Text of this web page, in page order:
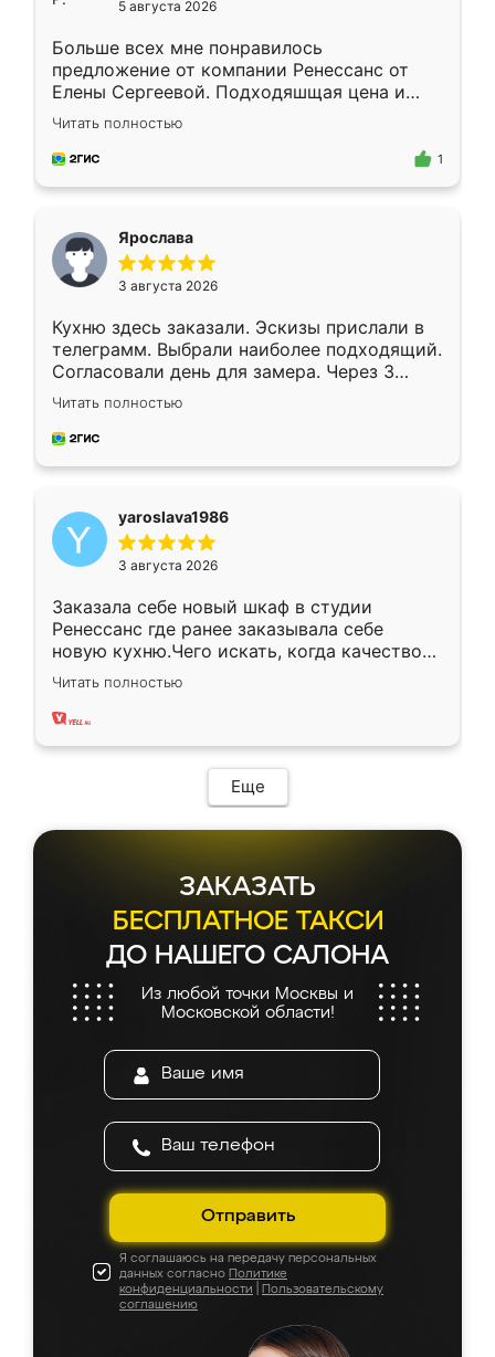
5 августа 2026
Больше всех мне понравилось
предложение от компании Ренессанс от
Елены Сергеевой. Подходяшщая цена и
короткие сроки изготовления. Приехавший
для замера сотрудник Владислав
предложил по моему эскизу самый
Читать полностью
1
Ярослава
3 августа 2026
Кухню здесь заказали. Эскизы прислали в
телеграмм. Выбрали наиболее подходящий.
Согласовали день для замера. Через 3
недели кухня была уже готова. Остались
довольны работой. Спасибо Ренессанс
мебель за качественную работу!
Читать полностью
yaroslava1986
3 августа 2026
Заказала себе новый шкаф в студии
Ренессанс где ранее заказывала себе
новую кухню.Чего искать, когда качеством
вполне довольна. Служит кухня уже почти
два года, нареканий нет.
Читать полностью
Еще
ЗАКАЗАТЬ
БЕСПЛАТНОЕ ТАКСИ
ДО НАШЕГО САЛОНА
Из любой точки Москвы и
Московской области!
Отправить
Я соглашаюсь на передачу персональных
данных согласно Политике
конфиденциальности
Пользовательскому
соглашению